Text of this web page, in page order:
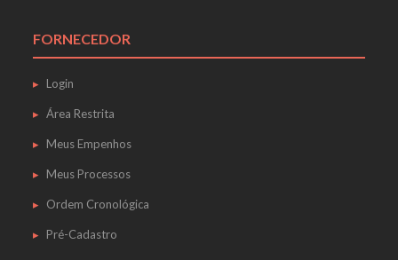
FORNECEDOR
Login
Área Restrita
Meus Empenhos
Meus Processos
Ordem Cronológica
Pré-Cadastro